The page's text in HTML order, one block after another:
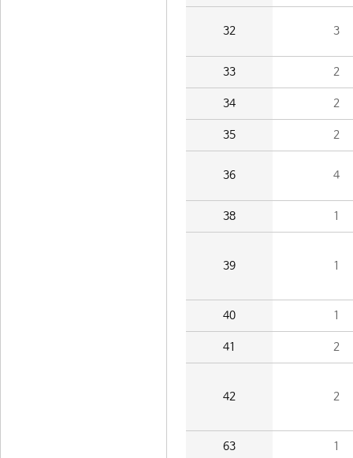
32 3
33 2
34 2
35 2
36 4
38 1
39 1
40 1
41 2
42 2
63 1